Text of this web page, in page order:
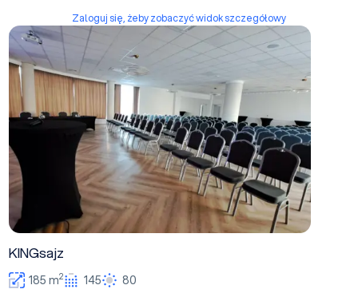
Zaloguj się, żeby zobaczyć widok szczegółowy
KINGsajz
KINGsajz
185 m2 145 80